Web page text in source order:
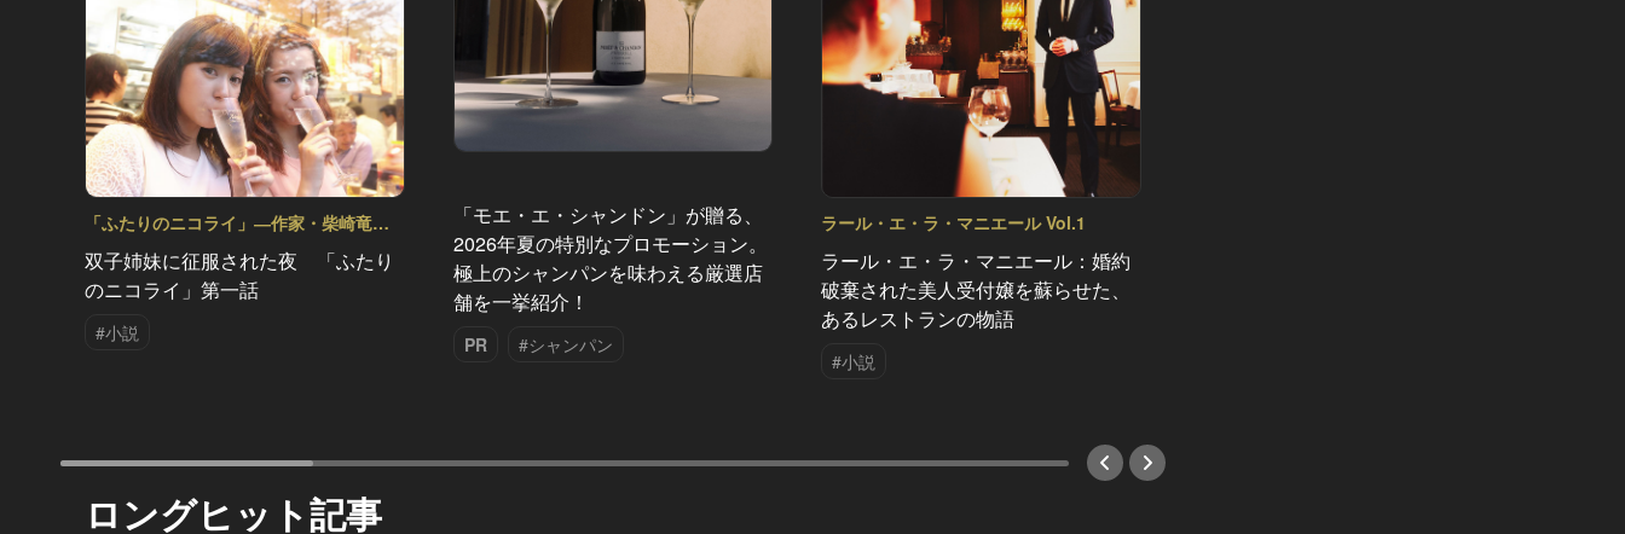
「ふたりのニコライ」―作家・柴崎竜人
の恋愛ストーリー Vol.1
双子姉妹に征服された夜 「ふたり
のニコライ」第一話
#小説
「モエ・エ・シャンドン」が贈る、
2026年夏の特別なプロモーション。
極上のシャンパンを味わえる厳選店
舗を一挙紹介！
PR #シャンパン
ラール・エ・ラ・マニエール Vol.1
ラール・エ・ラ・マニエール：婚約
破棄された美人受付嬢を蘇らせた、
あるレストランの物語
#小説
ロングヒット記事